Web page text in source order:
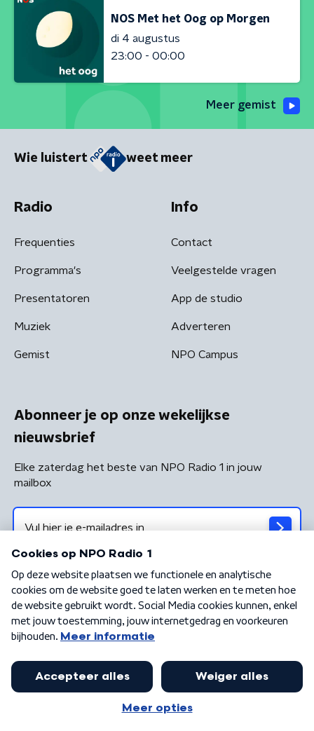
NOS Met het Oog op Morgen
di 4 augustus
23:00 - 00:00
Meer gemist
Wie luistert weet meer
Radio
Frequenties
Programma's
Presentatoren
Muziek
Gemist
Info
Contact
Veelgestelde vragen
App de studio
Adverteren
NPO Campus
Abonneer je op onze wekelijkse
nieuwsbrief
Elke zaterdag het beste van NPO Radio 1 in jouw
mailbox
Algemene voorwaarden